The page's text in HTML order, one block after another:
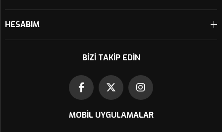
HESABIM
BIZI TAKIP EDIN
MOBIL UYGULAMALAR